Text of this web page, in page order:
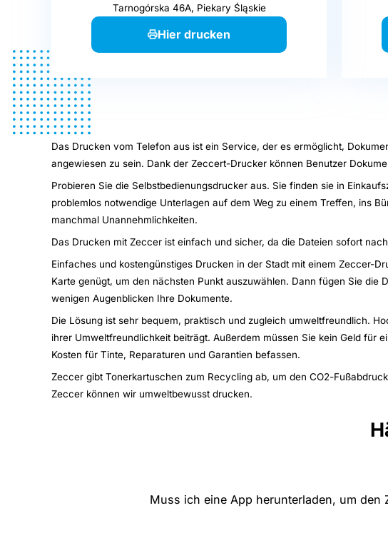
Tarnogórska 46A, Piekary Śląskie
Hier drucken
Das Drucken vom Telefon aus ist ein Service, der es ermöglicht,
angewiesen zu sein. Dank der Zeccert-Drucker können Benutzer
Probieren Sie die Selbstbedienungsdrucker aus. Sie finden sie in
problemlos notwendige Unterlagen auf dem Weg zu einem Treffen, ins
manchmal Unannehmlichkeiten.
Das Drucken mit Zeccer ist einfach und sicher, da die Dateien sofort
Einfaches und kostengünstiges Drucken in der Stadt mit einem Zeccer-
Karte genügt, um den nächsten Punkt auszuwählen. Dann fügen Sie
wenigen Augenblicken Ihre Dokumente.
Die Lösung ist sehr bequem, praktisch und zugleich umweltfreundlich.
ihrer Umweltfreundlichkeit beiträgt. Außerdem müssen Sie kein Geld für
Kosten für Tinte, Reparaturen und Garantien befassen.
Zeccer gibt Tonerkartuschen zum Recycling ab, um den CO2-
Zeccer können wir umweltbewusst drucken.
Muss ich eine App herunterladen, um den